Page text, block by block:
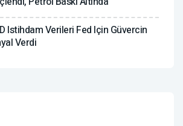
Istihdam Verileri Fed Için Güvercin
Verdi